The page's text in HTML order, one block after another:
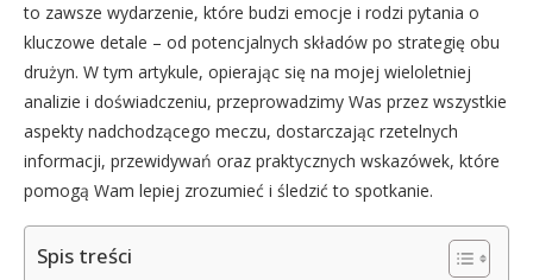
to zawsze wydarzenie, które budzi emocje i rodzi pytania o
kluczowe detale – od potencjalnych składów po strategię obu
drużyn. W tym artykule, opierając się na mojej wieloletniej
analizie i doświadczeniu, przeprowadzimy Was przez wszystkie
aspekty nadchodzącego meczu, dostarczając rzetelnych
informacji, przewidywań oraz praktycznych wskazówek, które
pomogą Wam lepiej zrozumieć i śledzić to spotkanie.
Spis treści